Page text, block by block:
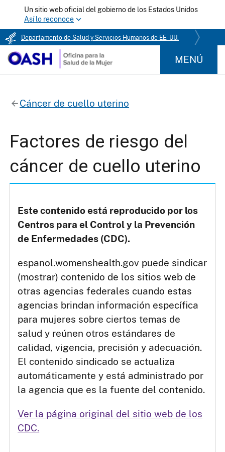
Un sitio web oficial del gobierno de los Estados Unidos
Así lo reconoce
Departamento de Salud y Servicios Humanos de EE. UU.
MENÚ
Cáncer de cuello uterino
Factores de riesgo del
cáncer de cuello uterino
Este contenido está reproducido por los
Centros para el Control y la Prevención
de Enfermedades (CDC).
espanol.womenshealth.gov puede sindicar
(mostrar) contenido de los sitios web de
otras agencias federales cuando estas
agencias brindan información específica
para mujeres sobre ciertos temas de
salud y reúnen otros estándares de
calidad, vigencia, precisión y adecuación.
El contenido sindicado se actualiza
automáticamente y está administrado por
la agencia que es la fuente del contenido.
Ver la página original del sitio web de los
CDC.